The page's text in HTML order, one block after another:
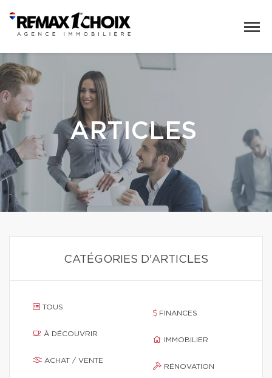
ARTICLES
CATÉGORIES D'ARTICLES
TOUS
À DÉCOUVRIR
ACHAT / VENTE
FINANCES
IMMOBILIER
RÉNOVATION